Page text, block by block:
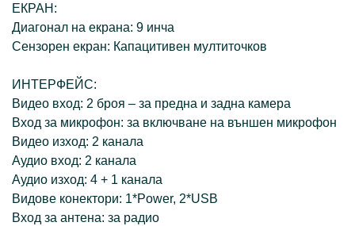
ЕКРАН:
Диагонал на екрана: 9 инча
Сензорен екран: Капацитивен мултиточков
ИНТЕРФЕЙС:
Видео вход: 2 броя – за предна и задна камера
Вход за микрофон: за включване на външен микрофон
Видео изход: 2 канала
Аудио вход: 2 канала
Аудио изход: 4 + 1 канала
Видове конектори: 1*Power, 2*USB
Вход за антена: за радио